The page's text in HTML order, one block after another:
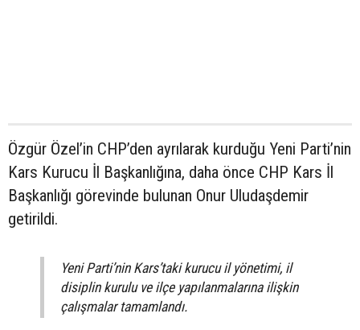
Özgür Özel’in CHP’den ayrılarak kurduğu Yeni Parti’nin
Kars Kurucu İl Başkanlığına, daha önce CHP Kars İl
Başkanlığı görevinde bulunan Onur Uludaşdemir
getirildi.
Yeni Parti’nin Kars’taki kurucu il yönetimi, il
disiplin kurulu ve ilçe yapılanmalarına ilişkin
çalışmalar tamamlandı.